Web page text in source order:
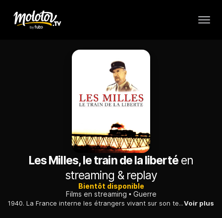
Les Milles, le train de la libertéen
streaming & replay
Bientôt disponible
Films en streaming
Guerre
1940. La France interne les étrangers vivant sur son territoire. Un commandant de camp, d'abord indifférent, ouvre les yeux sur la détresse des prisonniers.Voir plus